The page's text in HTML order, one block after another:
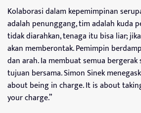
Kolaborasi dalam kepemimpinan
adalah penunggang, tim adalah kuda
tidak diarahkan, tenaga itu bisa liar;
akan memberontak. Pemimpin
dan arah. Ia membuat semua
tujuan bersama. Simon Sinek
about being in charge. It is about
your charge.”